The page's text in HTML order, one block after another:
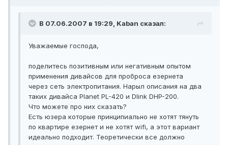
В 07.06.2007 в 19:29, Kaban сказал:
Уважаемые господа,
поделитесь позитивным или негативным опытом
применения дивайсов для проброса езернета
через сеть электропитания. Нарыл описания на два
таких дивайса Planet PL-420 и Dlink DHP-200.
Что можете про них сказать?
Есть юзера которые принципиально не хотят тянуть
по квартире езернет и не хотят wifi, а этот вариант
идеально подходит. Теоретически все должно